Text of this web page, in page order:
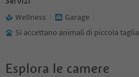
Wellness
Garage
Si accettano animali di piccola taglia
Esplora le camere